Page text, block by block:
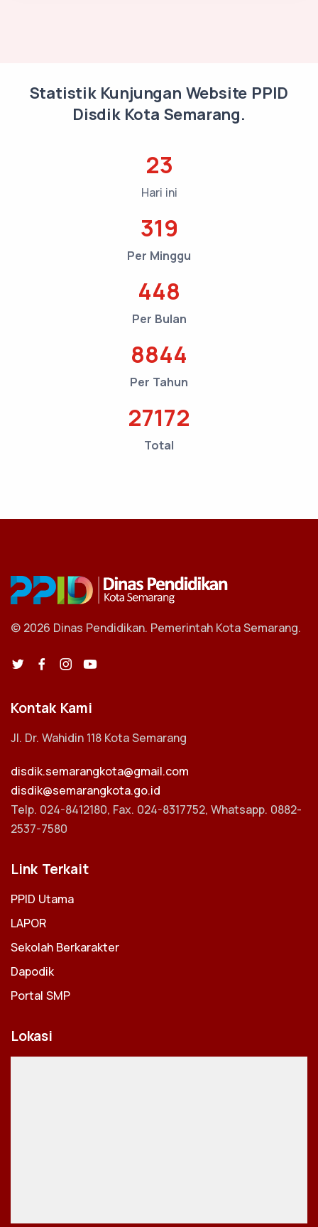
Statistik Kunjungan Website PPID
Disdik Kota Semarang.
23
Hari ini
319
Per Minggu
448
Per Bulan
8844
Per Tahun
27172
Total
© 2026 Dinas Pendidikan. Pemerintah Kota Semarang.
Kontak Kami
Jl. Dr. Wahidin 118 Kota Semarang
disdik.semarangkota@gmail.com
disdik@semarangkota.go.id
Telp. 024-8412180, Fax. 024-8317752, Whatsapp. 0882-
2537-7580
Link Terkait
PPID Utama
LAPOR
Sekolah Berkarakter
Dapodik
Portal SMP
Lokasi